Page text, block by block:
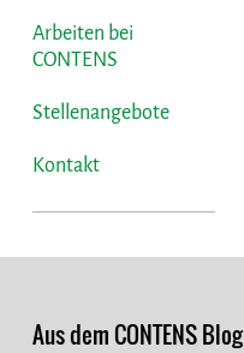
Arbeiten bei
CONTENS
Stellenangebote
Kontakt
Aus dem CONTENS Blog